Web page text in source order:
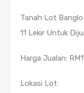
Tanah Lot
11 Lekir Untuk
Harga Jualan:
Lokasi Lot: